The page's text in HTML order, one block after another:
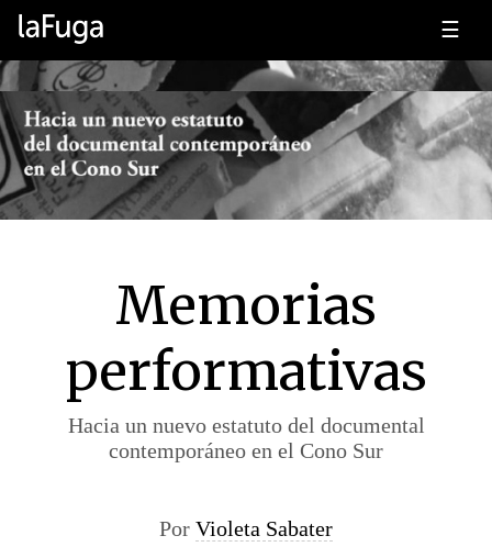
☰
Memorias
performativas
Hacia un nuevo estatuto del documental
contemporáneo en el Cono Sur
Por Violeta Sabater